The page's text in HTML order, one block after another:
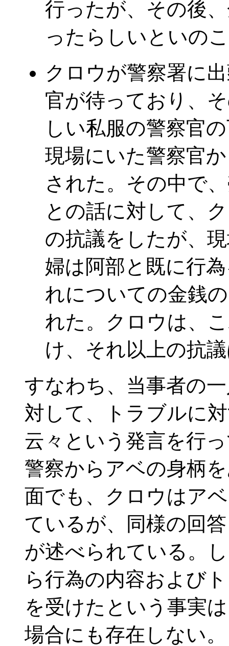
行ったが、その後
ったらしいといの
クロウが警察署に
官が待っており、
しい私服の警察官
現場にいた警察官
された。その中で
との話に対して、
の抗議をしたが、
婦は阿部と既に行
れについての金銭
れた。クロウは、
け、それ以上の抗
すなわち、当事者の
対して、トラブルに
云々という発言を行
警察からアベの身柄
面でも、クロウはア
ているが、同様の回
が述べられている。
ら行為の内容および
を受けたという事実
場合にも存在しない。